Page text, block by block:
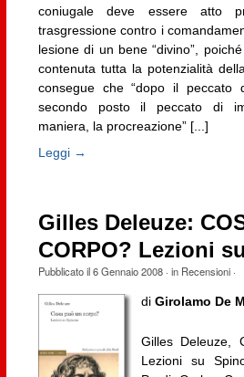
coniugale deve essere atto
trasgressione contro i
lesione di un bene “divino”,
contenuta tutta la potenzialità
consegue che “dopo il peccato
secondo posto il peccato di
maniera, la procreazione” [...]
Leggi →
Gilles Deleuze:
CORPO? Lezioni
Pubblicato il6 Gennaio 2008· in Recensioni·
di Girolamo De
Gilles Deleuze,
Lezioni su